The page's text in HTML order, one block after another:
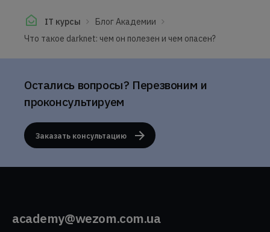
IT курсы
Блог Академии
Что такое darknet: чем он полезен и чем опасен?
Остались вопросы? Перезвоним и
проконсультируем
Заказать консультацию
academy@wezom.com.ua